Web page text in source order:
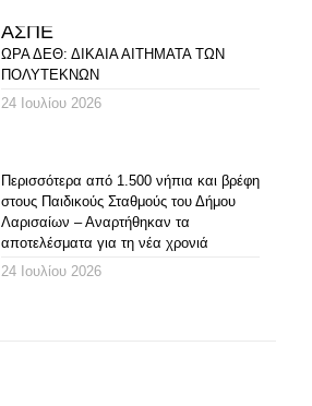
ΑΣΠΕ
ΩΡΑ ΔΕΘ: ΔΙΚΑΙΑ ΑΙΤΗΜΑΤΑ ΤΩΝ
ΠΟΛΥΤΕΚΝΩΝ
24 Ιουλίου 2026
Περισσότερα από 1.500 νήπια και βρέφη
στους Παιδικούς Σταθμούς του Δήμου
Λαρισαίων – Αναρτήθηκαν τα
αποτελέσματα για τη νέα χρονιά
24 Ιουλίου 2026